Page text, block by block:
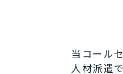
当コール
人材派遣